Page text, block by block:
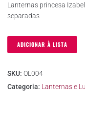
Lanternas princesa
separadas
ADICIONAR À LISTA
SKU: OL004
Categoria: Lanternas e